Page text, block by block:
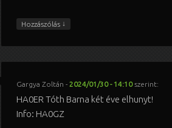
Hozzászólás ↓
Gargya Zoltán - 2024/01/30 - 14:10 szerint:
HA0ER Tóth Barna két éve elhunyt!
Info: HA0GZ